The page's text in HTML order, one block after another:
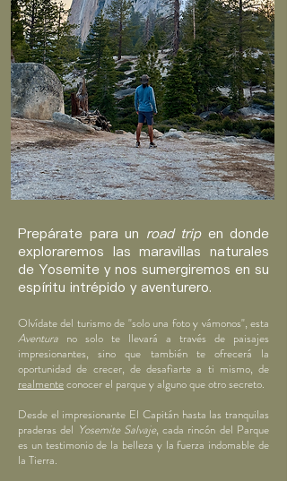
Prepárate para un road trip en donde
exploraremos las maravillas naturales
de Yosemite y nos sumergiremos en su
espíritu intrépido y aventurero.
Olvídatedel turismode "solo una foto y vámonos", esta
Aventura no solo te llevará a través de paisajes
impresionantes, sino que también te ofrecerá la
oportunidad de crecer, de desafiarte a ti mismo, de
realmenteconocer el parque y alguno que otro secreto.
Desde el impresionante El Capitán hasta las tranquilas
praderas del Yosemite Salvaje, cada rincón del Parque
es un testimonio de la belleza y la fuerza indomable de
la Tierra.